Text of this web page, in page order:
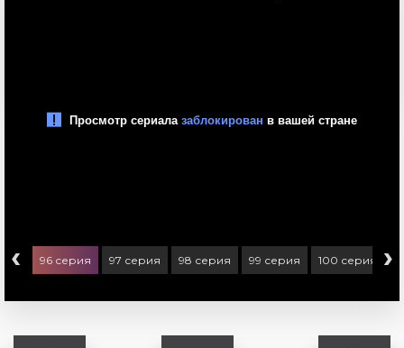
‹ 96 серия 97 серия 98 серия 99 серия 100 серия ›